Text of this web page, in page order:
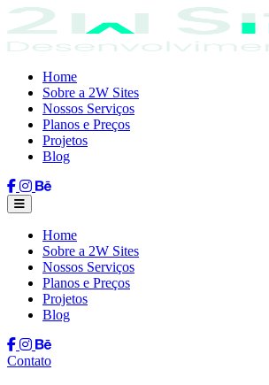
Home
Sobre a 2W Sites
Nossos Serviços
Planos e Preços
Projetos
Blog
Home
Sobre a 2W Sites
Nossos Serviços
Planos e Preços
Projetos
Blog
Contato